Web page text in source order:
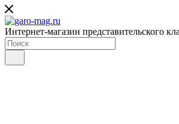
Интернет-магазин представительского